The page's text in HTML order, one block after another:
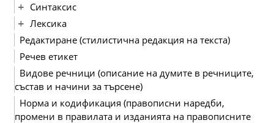
Синтаксис
Лексика
Редактиране (стилистична редакция на текста)
Речев етикет
Видове речници (описание на думите в речниците,
състав и начини за търсене)
Норма и кодификация (правописни наредби,
промени в правилата и изданията на правописните